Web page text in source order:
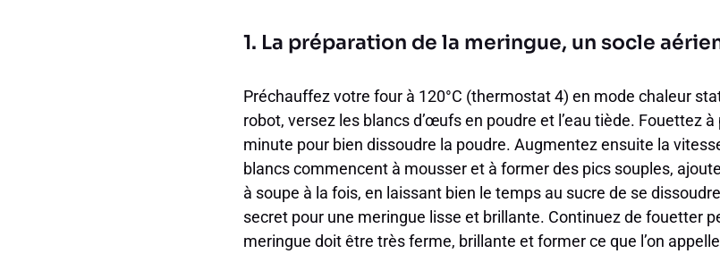
1. La préparation de la meringue, un socle
Préchauffez votre four à 120°C (thermostat 4) en mode chaleur
robot, versez les blancs d’œufs en poudre et l’eau tiède. Fouettez
minute pour bien dissoudre la poudre. Augmentez ensuite la
blancs commencent à mousser et à former des pics souples,
à soupe à la fois, en laissant bien le temps au sucre de se
secret pour une meringue lisse et brillante. Continuez de fouetter
meringue doit être très ferme, brillante et former ce que l’on appelle